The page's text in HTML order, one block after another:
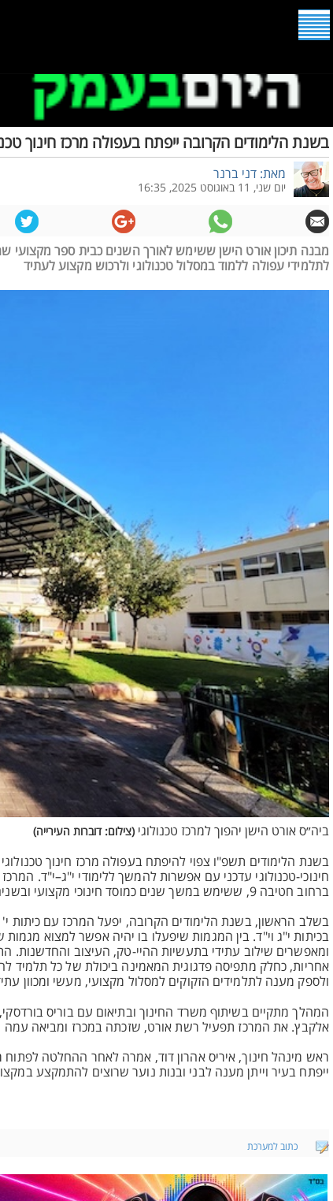
בשנת הלימודים הקרובה ייפתח בעפולה מרכז חינוך
מאת: דני ברנר
יום שני, 11 באוגוסט 2025, 16:35
מבנה תיכון אורט הישן ששימש לאורך השנים כבית ספר מקצועי
לתלמידי עפולה ללמוד במסלול טכנולוגי ולרכוש מקצוע לעתיד
ביה״ס אורט הישן יהפוך למרכז טכנולוגי (צילום: דוברות העירייה)
בשנת הלימודים תשפ"ו צפוי להיפתח בעפולה מרכז חינוך
חינוכי-טכנולוגי עדכני עם אפשרות להמשך ללימודי י"ג–י"ד.
ברחוב חטיבה 9, ששימש במשך שנים כמוסד חינוכי מקצועי ובשנים האחרונות כמבנה זמני לבתי ספר הנמצאים בבנייה.
בשלב הראשון, בשנת הלימודים הקרובה, יפעל המרכז עם כיתות
בכיתות י"ג וי"ד. בין המגמות שיפעלו בו יהיה אפשר למצוא
ומאפשרים שילוב עתידי בתעשיות ההיי-טק, העיצוב והחדשנות.
אחריות, כחלק מתפיסה פדגוגית המאמינה ביכולת של כל תלמיד
ולספק מענה לתלמידים הזקוקים למסלול מקצועי, מעשי ומכוון
המהלך מתקיים בשיתוף משרד החינוך ובתיאום עם בוריס בורדסקי,
אלקבץ. את המרכז תפעיל רשת אורט, שזכתה במכרז ומביאה עמה
ראש מינהל חינוך, איריס אהרון דוד, אמרה לאחר ההחלטה לפתוח
ייפתח בעיר וייתן מענה לבני ובנות נוער שרוצים להתמקצע
כתוב למערכת